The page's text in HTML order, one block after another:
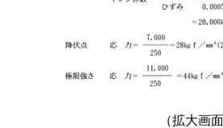
（拡大画